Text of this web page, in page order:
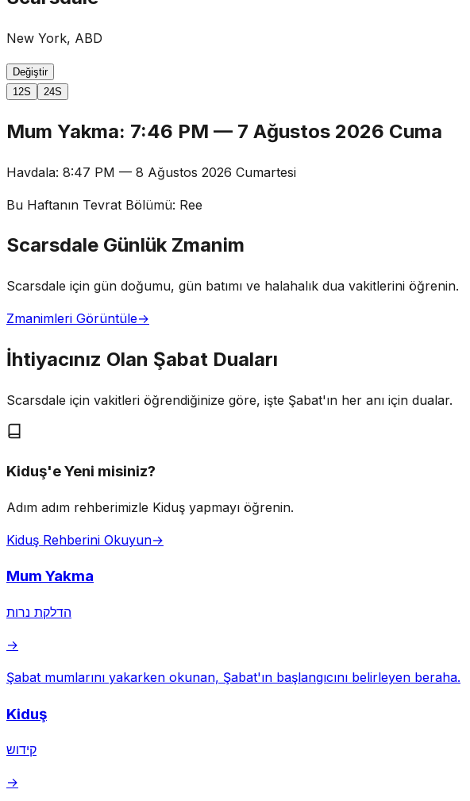
New York, ABD
Değiştir
12S
24S
Mum Yakma: 7:46 PM — 7 Ağustos 2026 Cuma
Havdala: 8:47 PM — 8 Ağustos 2026 Cumartesi
Bu Haftanın Tevrat Bölümü: Ree
Scarsdale Günlük Zmanim
Scarsdale için gün doğumu, gün batımı ve halahalık dua vakitlerini öğrenin.
Zmanimleri Görüntüle→
İhtiyacınız Olan Şabat Duaları
Scarsdale için vakitleri öğrendiğinize göre, işte Şabat'ın her anı için dualar.
Kiduş'e Yeni misiniz?
Adım adım rehberimizle Kiduş yapmayı öğrenin.
Kiduş Rehberini Okuyun→
Mum Yakma
הדלקת נרות
→
Şabat mumlarını yakarken okunan, Şabat'ın başlangıcını belirleyen beraha.
Kiduş
קידוש
→